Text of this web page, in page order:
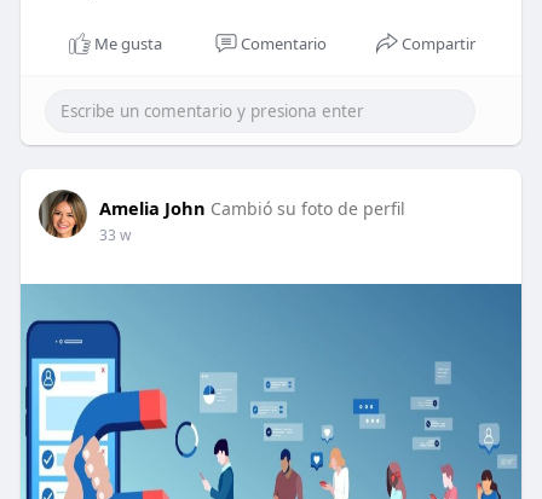
Me gusta Comentario Compartir
Amelia John Cambió su foto de perfil
33 w